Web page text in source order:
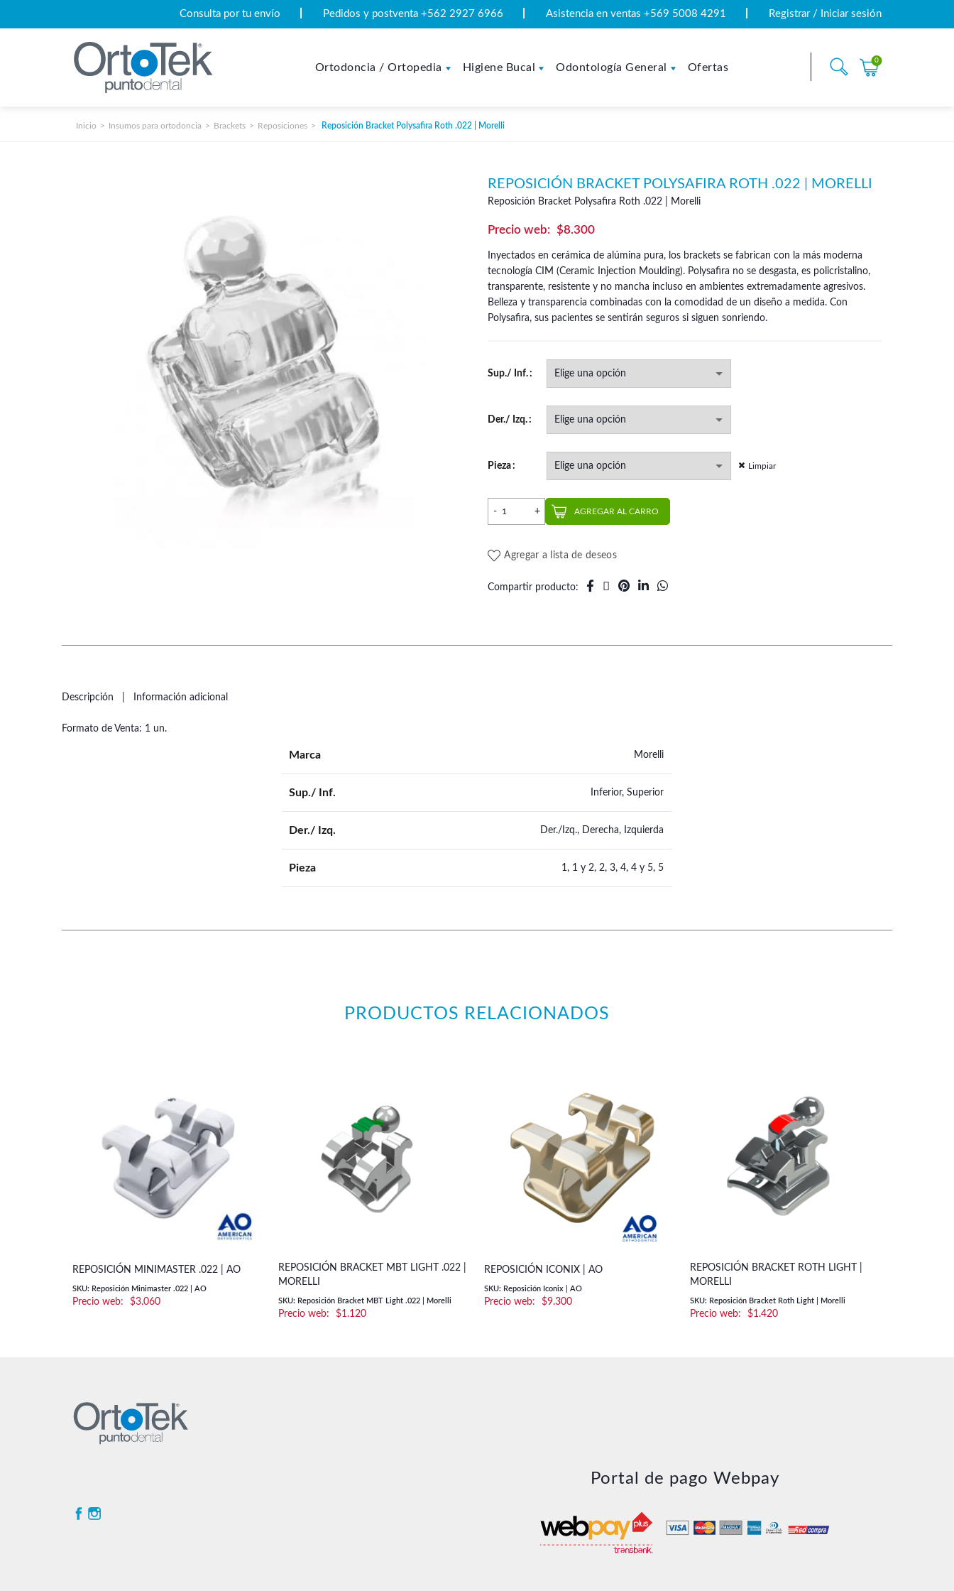
Consulta por tu envío Pedidos y postventa +562 2927 6966 Asistencia en ventas +569 5008 4291 Registrar / Iniciar sesión
Ortodoncia / Ortopedia Higiene Bucal Odontología General Ofertas
0
Inicio Insumos para ortodoncia Brackets Reposiciones Reposición Bracket Polysafira Roth .022 | Morelli
REPOSICIÓN BRACKET POLYSAFIRA ROTH .022 | MORELLI
Reposición Bracket Polysafira Roth .022 | Morelli
$8.300
Inyectados en cerámica de alúmina pura, los brackets se fabrican con la más moderna
tecnología CIM (Ceramic Injection Moulding). Polysafira no se desgasta, es policristalino,
transparente, resistente y no mancha incluso en ambientes extremadamente agresivos.
Belleza y transparencia combinadas con la comodidad de un diseño a medida. Con
Polysafira, sus pacientes se sentirán seguros si siguen sonriendo.
Sup./ Inf.
Der./ Izq.
Pieza Limpiar
Reposición Bracket Polysafira Roth .022 | Morelli cantidad
AGREGAR AL CARRO
Agregar a lista de deseos
Compartir producto
Descripción Información adicional
Formato de Venta: 1 un.
Marca Morelli
Sup./ Inf. Inferior, Superior
Der./ Izq. Der./Izq., Derecha, Izquierda
Pieza 1, 1 y 2, 2, 3, 4, 4 y 5, 5
PRODUCTOS RELACIONADOS
REPOSICIÓN MINIMASTER .022 | AO
SKU: Reposición Minimaster .022 | AO
$3.060
REPOSICIÓN BRACKET MBT LIGHT .022 |
MORELLI
SKU: Reposición Bracket MBT Light .022 | Morelli
$1.120
REPOSICIÓN ICONIX | AO
SKU: Reposición Iconix | AO
$9.300
REPOSICIÓN BRACKET ROTH LIGHT |
MORELLI
SKU: Reposición Bracket Roth Light | Morelli
$1.420
Portal de pago Webpay